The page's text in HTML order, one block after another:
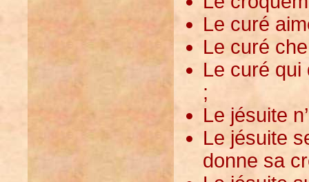
Le curé
Le curé
Le curé qui
;
Le jésuite
Le jésuite
donne sa